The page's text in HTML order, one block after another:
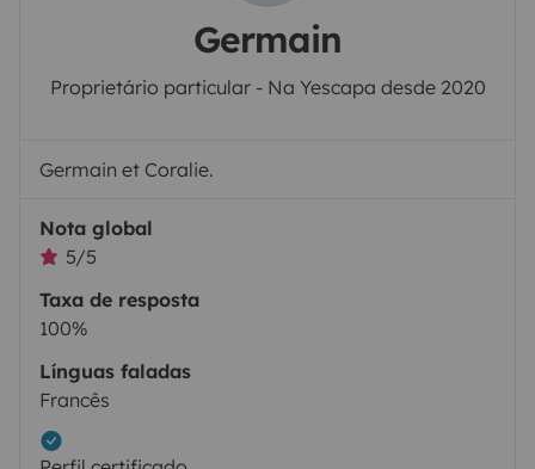
Germain
Proprietário particular - Na Yescapa desde 2020
Germain et Coralie.
Nota global
5/5
Taxa de resposta
100%
Línguas faladas
Francês